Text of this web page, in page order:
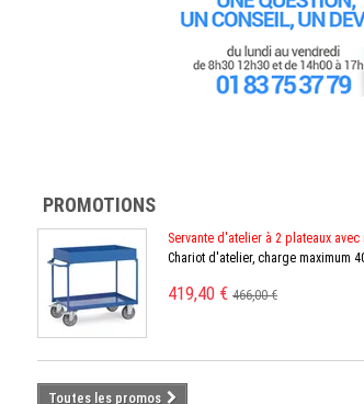
PROMOTIONS
Servante d'atelier à 2 plateaux avec
Chariot d'atelier, charge maximum
419,40 € 466,00 €
Toutes les promos